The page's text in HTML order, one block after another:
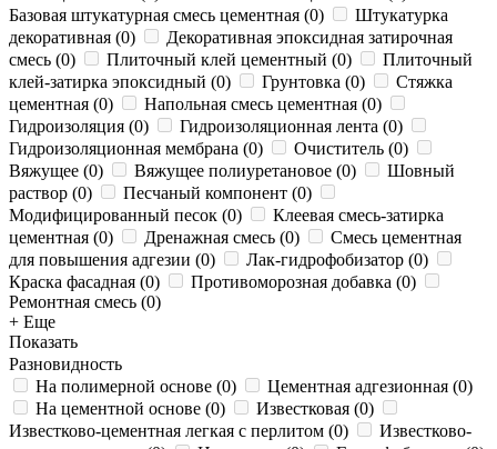
Базовая штукатурная смесь цементная (0)
Штукатурка
декоративная (0)
Декоративная эпоксидная затирочная
смесь (0) Плиточный клей цементный (0)
Плиточный
клей-затирка эпоксидный (0) Грунтовка (0)
Стяжка
цементная (0) Напольная смесь цементная (0)
Гидроизоляция (0) Гидроизоляционная лента (0)
Гидроизоляционная мембрана (0) Очиститель (0)
Вяжущее (0) Вяжущее полиуретановое (0)
Шовный
раствор (0) Песчаный компонент (0)
Модифицированный песок (0)
Клеевая смесь-затирка
цементная (0) Дренажная смесь (0)
Смесь цементная
для повышения адгезии (0) Лак-гидрофобизатор (0)
Краска фасадная (0) Противоморозная добавка (0)
Ремонтная смесь (0)
+ Еще
Показать
Разновидность
На полимерной основе (0) Цементная адгезионная (0)
На цементной основе (0) Известковая (0)
Известково-цементная легкая с перлитом (0)
Известково-